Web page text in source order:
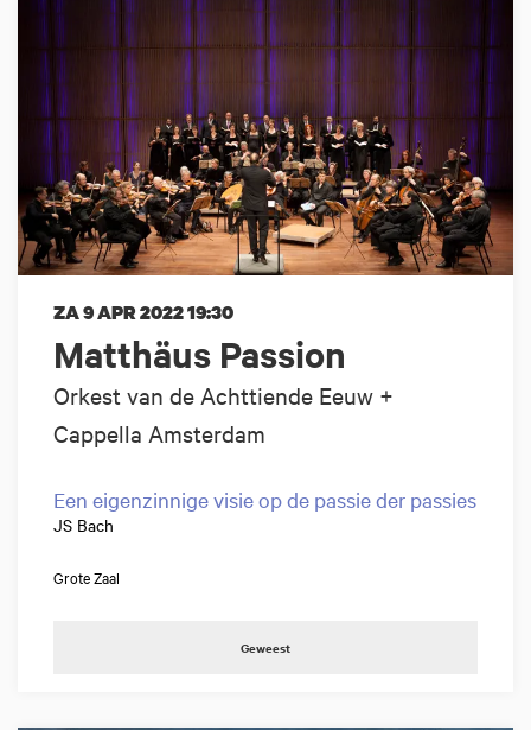
Matthäus Passion
Orkest van de Achttiende Eeuw +
Cappella Amsterdam
ZA 9 APR 202219:30
Een eigenzinnige visie op de passie der passies
JS Bach
Grote Zaal
Geweest